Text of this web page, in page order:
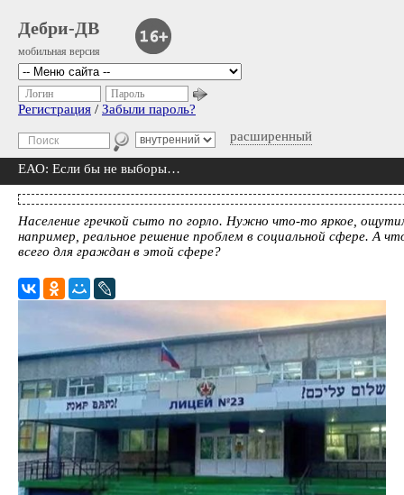
Дебри-ДВ
мобильная версия
расширенный
Логин Пароль
Регистрация / Забыли пароль?
ЕАО: Если бы не выборы…
Население гречкой сыто по горло. Нужно что-то яркое,
например, реальное решение проблем в социальной сфере. А
всего для граждан в этой сфере?